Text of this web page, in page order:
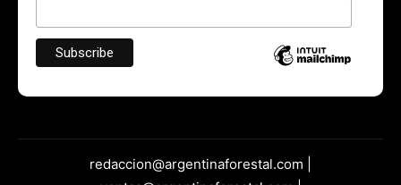
redaccion@argentinaforestal.com |